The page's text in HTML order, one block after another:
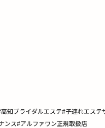
ブライダルエステ#子連れエステ
ンス#アルファワン正規取扱店